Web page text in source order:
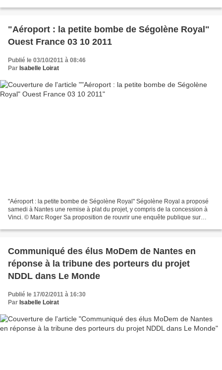
"Aéroport : la petite bombe de Ségolène Royal"
Ouest France 03 10 2011
Publié le 03/10/2011 à 08:46
Par Isabelle Loirat
"Aéroport : la petite bombe de Ségolène Royal" Ségolène Royal a proposé
samedi à Nantes une remise à plat du projet, y compris de la concession à
Vinci. © Marc Roger Sa proposition de rouvrir une enquête publique sur
Communiqué des élus MoDem de Nantes en
réponse à la tribune des porteurs du projet
NDDL dans Le Monde
Publié le 17/02/2011 à 16:30
Par Isabelle Loirat